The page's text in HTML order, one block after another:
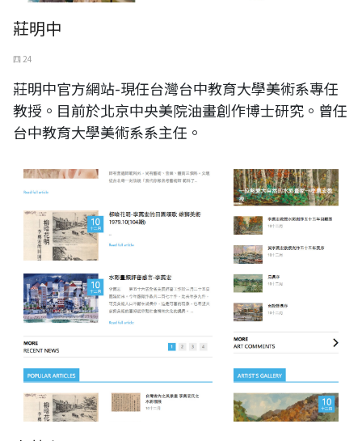
莊明中
四 24
莊明中官方網站-現任台灣台中教育大學美術系專任
教授。目前於北京中央美院油畫創作博士研究。曾任
台中教育大學美術系系主任。